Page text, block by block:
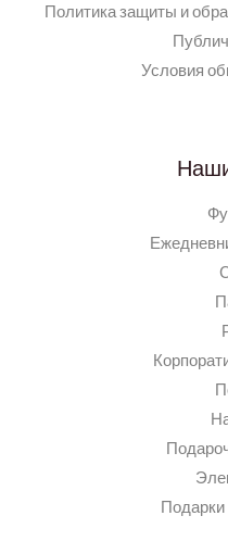
Политика защиты и
Условия
Подарки